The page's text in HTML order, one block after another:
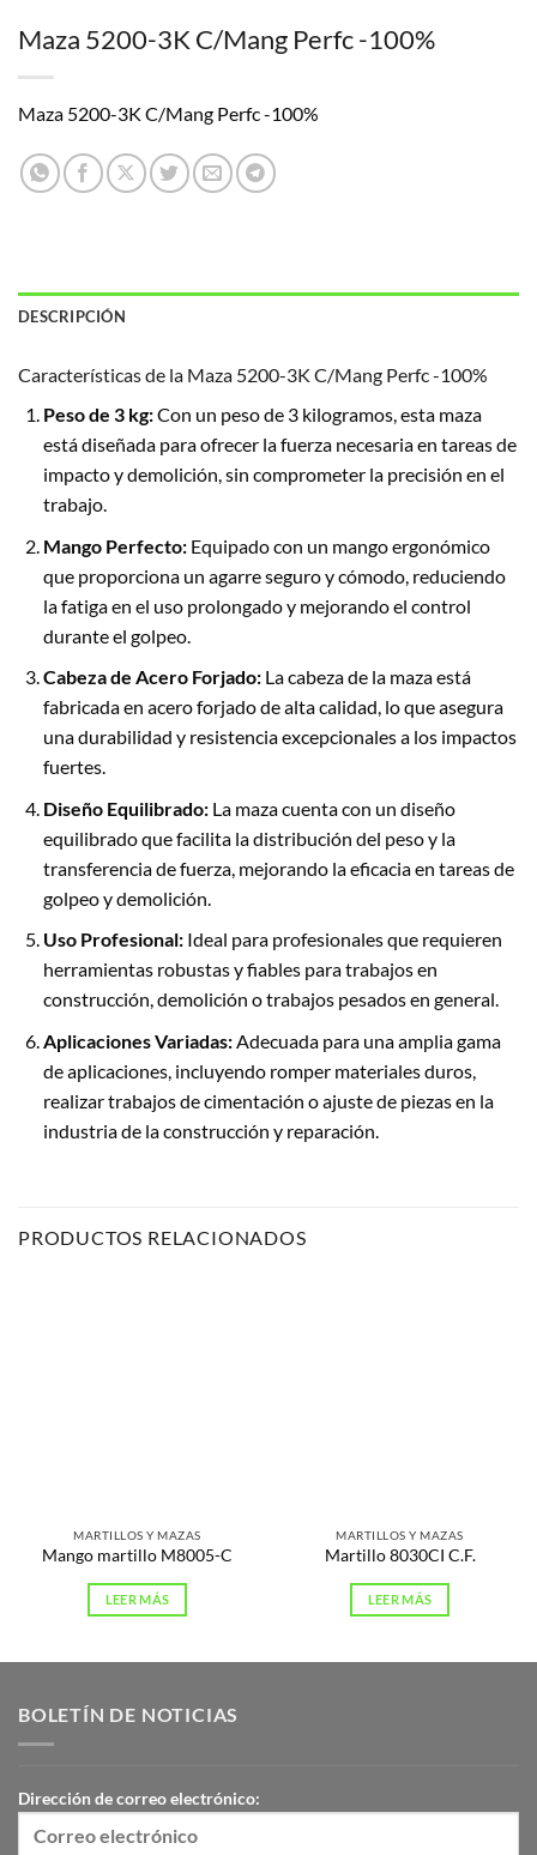
Maza 5200-3K C/Mang Perfc -100%
Maza 5200-3K C/Mang Perfc -100%
DESCRIPCIÓN
Características de la Maza 5200-3K C/Mang Perfc -100%
Peso de 3 kg:Con un peso de 3 kilogramos, esta maza
está diseñada para ofrecer la fuerza necesaria en tareas de
impacto y demolición, sin comprometer la precisión en el
trabajo.
Mango Perfecto:Equipado con un mango ergonómico
que proporciona un agarre seguro y cómodo, reduciendo
la fatiga en el uso prolongado y mejorando el control
durante el golpeo.
Cabeza de Acero Forjado:La cabeza de la maza está
fabricada en acero forjado de alta calidad, lo que asegura
una durabilidad y resistencia excepcionales a los impactos
fuertes.
Diseño Equilibrado:La maza cuenta con un diseño
equilibrado que facilita la distribución del peso y la
transferencia de fuerza, mejorando la eficacia en tareas de
golpeo y demolición.
Uso Profesional:Ideal para profesionales que requieren
herramientas robustas y fiables para trabajos en
construcción, demolición o trabajos pesados en general.
Aplicaciones Variadas:Adecuada para una amplia gama
de aplicaciones, incluyendo romper materiales duros,
realizar trabajos de cimentación o ajuste de piezas en la
industria de la construcción y reparación.
PRODUCTOS RELACIONADOS
MARTILLOS Y MAZAS
Mango martillo M8005-C
LEER MÁS
MARTILLOS Y MAZAS
Martillo 8030CI C.F.
LEER MÁS
BOLETÍN DE NOTICIAS
Dirección de correo electrónico: